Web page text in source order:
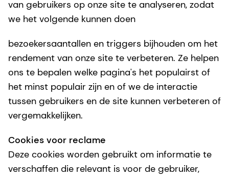
van gebruikers op onze site te analyseren, zodat
we het volgende kunnen doen
bezoekersaantallen en triggers bijhouden om het
rendement van onze site te verbeteren. Ze helpen
ons te bepalen welke pagina's het populairst of
het minst populair zijn en of we de interactie
tussen gebruikers en de site kunnen verbeteren of
vergemakkelijken.
Cookies voor reclame
Deze cookies worden gebruikt om informatie te
verschaffen die relevant is voor de gebruiker,